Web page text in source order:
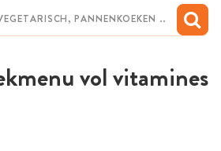
vol vitamines